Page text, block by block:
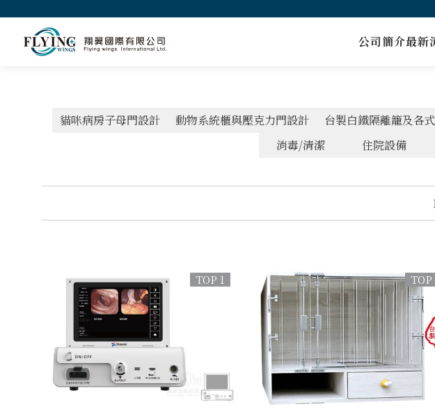
公司簡介最新
貓咪病房子母門設計 動物系統櫃與壓克力門設計 台製白鐵隔離籠及各
消毒/清潔
住院設備